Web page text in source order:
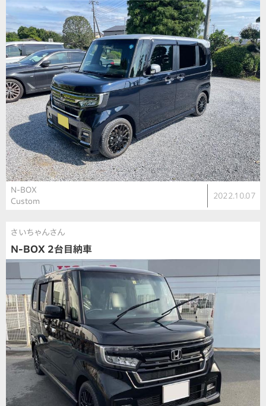
N-BOX
Custom
2022.10.07
さいちゃんさん
N-BOX 2台目納車